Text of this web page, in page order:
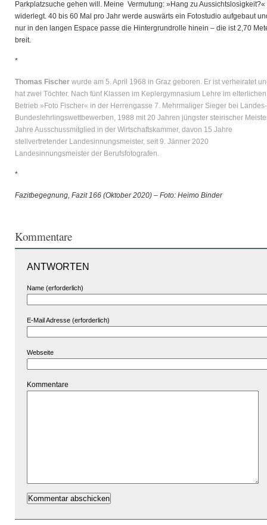
Parkplatzsuche gehen will. Meine Vermutung: »Hang zu Aussichtslosigkeit?«
widerlegt. 40 bis 60 Mal pro Jahr werde auswärts ein Fotostudio aufgebaut
nur in den langen Espace passe die Hintergrundrolle hinein – die ist 2,70
breit.
*
Thomas Fischer wurde am 5. April 1968 in Graz geboren. Er ist verheiratet
hat zwei Töchter. Nach fünf Klassen im Keplergymnasium Lehre im elterlichen
Betrieb »Foto Fischer« in der Herrengasse 7. Mehrmaliger Sieger bei
Bundeslehrlingswettbewerben, 1988 mit 20 Jahren jüngster steirischer
Jahre Ausschussmitglied in der Wirtschaftskammer, davon 15 Jahre
stellvertretender Landesinnungsmeister, seit 9. Jänner 2020
Landesinnungsmeister der Berufsfotografen.
*
Fazitbegegnung, Fazit 166 (Oktober 2020) – Foto: Heimo Binder
Kommentare
ANTWORTEN
Name (erforderlich)
E-Mail Adresse (erforderlich)
Webseite
Kommentare